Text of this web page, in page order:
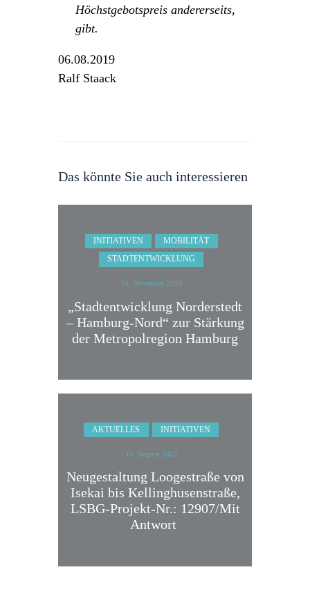
Höchstgebotspreis andererseits,
gibt.
06.08.2019
Ralf Staack
Das könnte Sie auch interessieren
INITIATIVEN
MOBILITÄT
STADTENTWICKLUNG
10. November 2025
„Stadtentwicklung Norderstedt
– Hamburg-Nord“ zur Stärkung
der Metropolregion Hamburg
AKTUELLES INITIATIVEN
15. August 2022
Neugestaltung Loogestraße von
Isekai bis Kellinghusenstraße,
LSBG-Projekt-Nr.: 12907/Mit
Antwort